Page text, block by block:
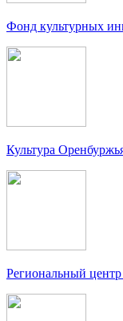
Фонд культурных
Культура
Региональный